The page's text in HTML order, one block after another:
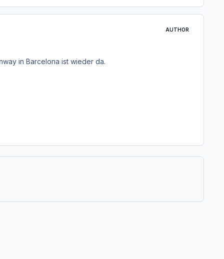
AUTHOR
in Barcelona ist wieder da.